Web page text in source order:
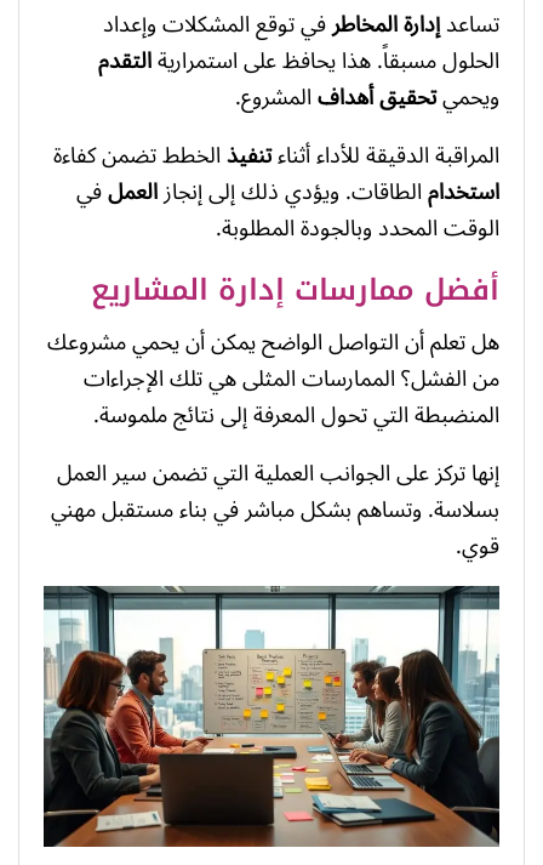
تساعدإدارة المخاطرفي توقع المشكلات وإعداد
الحلول مسبقاً. هذا يحافظ على استمراريةالتقدم
ويحميتحقيق أهدافالمشروع.
المراقبة الدقيقة للأداء أثناءتنفيذالخطط تضمن كفاءة
استخدامالطاقات. ويؤدي ذلك إلى إنجازالعملفي
الوقت المحدد وبالجودة المطلوبة.
أفضل ممارسات إدارة المشاريع
هل تعلم أن التواصل الواضح يمكن أن يحمي مشروعك
من الفشل؟ الممارسات المثلى هي تلك الإجراءات
المنضبطة التي تحول المعرفة إلى نتائج ملموسة.
إنها تركز على الجوانب العملية التي تضمن سير العمل
بسلاسة. وتساهم بشكل مباشر في بناء مستقبل مهني
قوي.